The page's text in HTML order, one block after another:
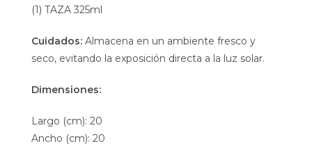
(1) TAZA 325ml
Cuidados: Almacena en un ambiente fresco y
seco, evitando la exposición directa a la luz solar.
Dimensiones:
Largo (cm): 20
Ancho (cm): 20